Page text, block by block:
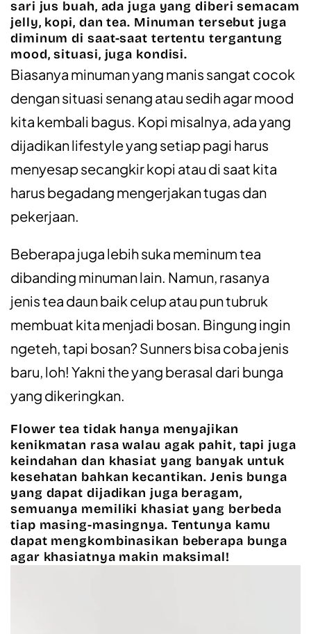
sari jus buah, ada juga yang diberi semacam
jelly, kopi, dan tea. Minuman tersebut juga
diminum di saat-saat tertentu tergantung
mood, situasi, juga kondisi.
Biasanya minuman yang manis sangat cocok
dengan situasi senang atau sedih agar mood
kita kembali bagus. Kopi misalnya, ada yang
dijadikan lifestyle yang setiap pagi harus
menyesap secangkir kopi atau di saat kita
harus begadang mengerjakan tugas dan
pekerjaan.
Beberapa juga lebih suka meminum tea
dibanding minuman lain. Namun, rasanya
jenis tea daun baik celup atau pun tubruk
membuat kita menjadi bosan. Bingung ingin
ngeteh, tapi bosan? Sunners bisa coba jenis
baru, loh! Yakni the yang berasal dari bunga
yang dikeringkan.
Flower tea tidak hanya menyajikan
kenikmatan rasa walau agak pahit, tapi juga
keindahan dan khasiat yang banyak untuk
kesehatan bahkan kecantikan. Jenis bunga
yang dapat dijadikan juga beragam,
semuanya memiliki khasiat yang berbeda
tiap masing-masingnya. Tentunya kamu
dapat mengkombinasikan beberapa bunga
agar khasiatnya makin maksimal!